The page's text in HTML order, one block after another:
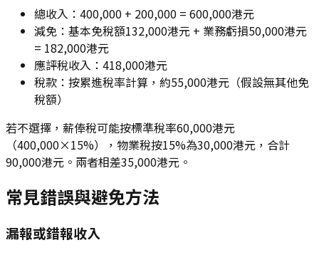
總收入：400,000 + 200,000 = 600,000港元
減免：基本免稅額132,000港元 + 業務虧損50,000港元
= 182,000港元
應評稅收入：418,000港元
稅款：按累進稅率計算，約55,000港元（假設無其他免
稅額）
若不選擇，薪俸稅可能按標準稅率60,000港元
（400,000×15%），物業稅按15%為30,000港元，合計
90,000港元。兩者相差35,000港元。
常見錯誤與避免方法
漏報或錯報收入